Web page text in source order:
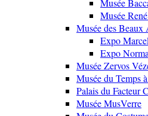
Musée
Musée
Musée des Beaux
Expo
Expo
Musée Zervos
Musée du Temps
Palais du Facteur
Musée MusVerre